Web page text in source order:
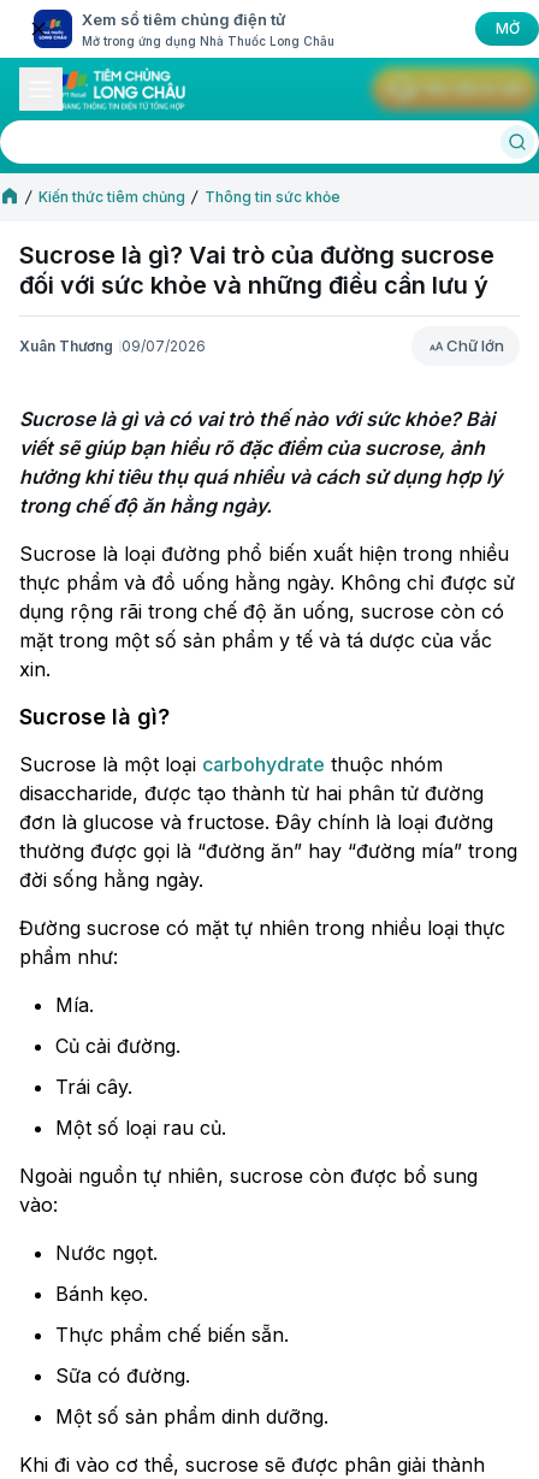
Xem sổ tiêm chủng điện tử
Mở trong ứng dụng Nhà Thuốc Long Châu
MỞ
Kiến thức tiêm chủng Thông tin sức khỏe
Sucrose là gì? Vai trò của đường sucrose
đối với sức khỏe và những điều cần lưu ý
Xuân Thương 09/07/2026 Chữ lớn
Chữ lớn
Sucrose là gì và có vai trò thế nào với sức khỏe? Bài
viết sẽ giúp bạn hiểu rõ đặc điểm của sucrose, ảnh
hưởng khi tiêu thụ quá nhiều và cách sử dụng hợp lý
Sucrose là loại đường phổ biến xuất hiện trong nhiều
thực phẩm và đồ uống hằng ngày. Không chỉ được sử
dụng rộng rãi trong chế độ ăn uống, sucrose còn có
mặt trong một số sản phẩm y tế và tá dược của vắc
xin.
Sucrose là gì?
Sucrose là một loại carbohydrate thuộc nhóm
disaccharide, được tạo thành từ hai phân tử đường
đơn là glucose và fructose. Đây chính là loại đường
thường được gọi là “đường ăn” hay “đường mía” trong
đời sống hằng ngày.
Đường sucrose có mặt tự nhiên trong nhiều loại thực
phẩm như:
Mía.
Củ cải đường.
Trái cây.
Một số loại rau củ.
Ngoài nguồn tự nhiên, sucrose còn được bổ sung
vào:
Nước ngọt.
Bánh kẹo.
Thực phẩm chế biến sẵn.
Sữa có đường.
Một số sản phẩm dinh dưỡng.
Khi đi vào cơ thể, sucrose sẽ được phân giải thành